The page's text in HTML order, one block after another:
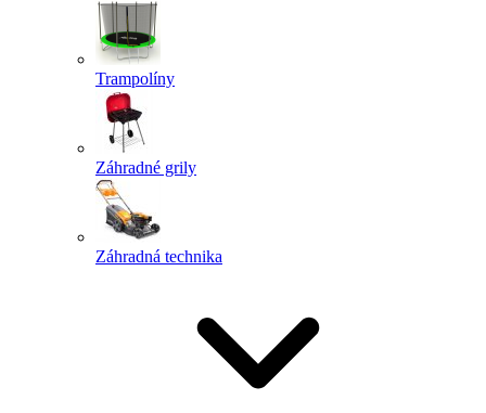
Trampolíny
Záhradné grily
Záhradná technika